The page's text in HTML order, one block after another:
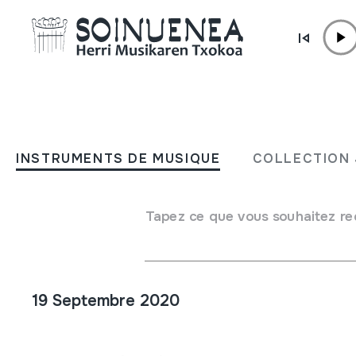
INSTRUMENTS DE MUSIQUE COLLECTION
Tapez ce que vous souhaitez
HMberriak 73:
/ OHME ikasturte hasiera
19 Septembre 2020